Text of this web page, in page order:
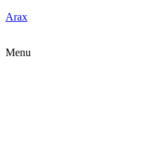
Arax
Menu